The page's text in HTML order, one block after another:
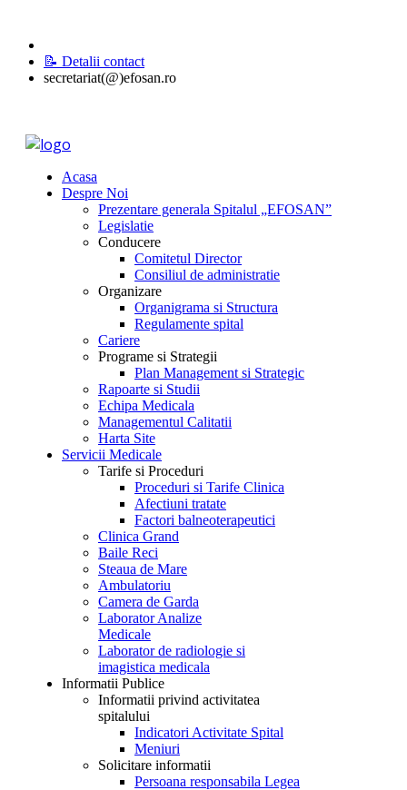
📝 Detalii contact
secretariat(@)efosan.ro
Acasa
Despre Noi
Prezentare generala Spitalul „EFOSAN”
Legislatie
Conducere
Comitetul Director
Consiliul de administratie
Organizare
Organigrama si Structura
Regulamente spital
Cariere
Programe si Strategii
Plan Management si Strategic
Rapoarte si Studii
Echipa Medicala
Managementul Calitatii
Harta Site
Servicii Medicale
Tarife si Proceduri
Proceduri si Tarife Clinica
Afectiuni tratate
Factori balneoterapeutici
Clinica Grand
Baile Reci
Steaua de Mare
Ambulatoriu
Camera de Garda
Laborator Analize
Medicale
Laborator de radiologie si
imagistica medicala
Informatii Publice
Informatii privind activitatea
spitalului
Indicatori Activitate Spital
Meniuri
Solicitare informatii
Persoana responsabila Legea